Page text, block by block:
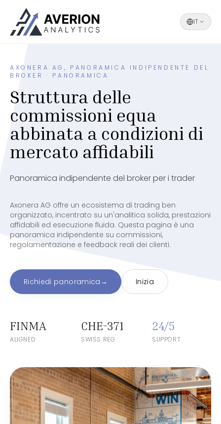
IT
AXONERA AG, PANORAMICA INDIPENDENTE DEL
BROKER · PANORAMICA
Struttura delle
commissioni equa
abbinata a condizioni di
mercato affidabili
Panoramica indipendente del broker per i trader
Axonera AG offre un ecosistema di trading ben
organizzato, incentrato su un'analitica solida, prestazioni
affidabili ed esecuzione fluida. Questa pagina è una
panoramica indipendente su commissioni,
regolamentazione e feedback reali dei clienti.
Richiedi panoramica → Inizia
FINMA
ALIGNED
CHE-371
SWISS REG
24/5
SUPPORT